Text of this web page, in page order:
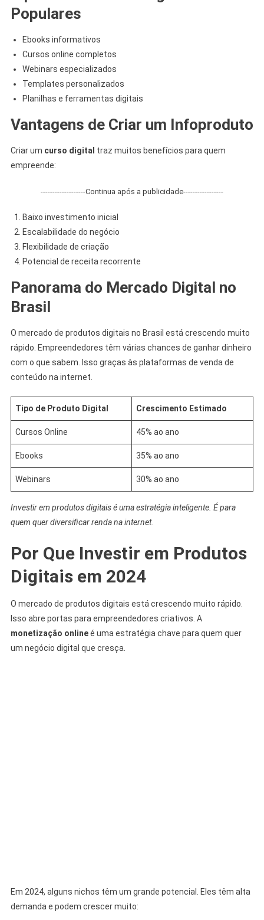
Populares
Ebooks informativos
Cursos online completos
Webinars especializados
Templates personalizados
Planilhas e ferramentas digitais
Vantagens de Criar um Infoproduto
Criar um curso digital traz muitos benefícios para quem
empreende:
-------------------Continua após a publicidade-----------------
Baixo investimento inicial
Escalabilidade do negócio
Flexibilidade de criação
Potencial de receita recorrente
Panorama do Mercado Digital no
Brasil
O mercado de produtos digitais no Brasil está crescendo muito
rápido. Empreendedores têm várias chances de ganhar dinheiro
com o que sabem. Isso graças às plataformas de venda de
conteúdo na internet.
Tipo de Produto Digital Crescimento Estimado
Cursos Online 45% ao ano
Ebooks 35% ao ano
Webinars 30% ao ano
Investir em produtos digitais é uma estratégia inteligente. É para
quem quer diversificar renda na internet.
Por Que Investir em Produtos
Digitais em 2024
O mercado de produtos digitais está crescendo muito rápido.
Isso abre portas para empreendedores criativos. A
monetização onlineé uma estratégia chave para quem quer
um negócio digital que cresça.
Em 2024, alguns nichos têm um grande potencial. Eles têm alta
demanda e podem crescer muito: